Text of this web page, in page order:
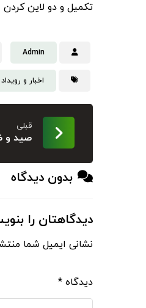
تکمیل و دو لاین کردن
Admin
اخبار و رویداد
قبلی
صید و
بدون دیدگاه
دیدگاهتان را
نشانی ایمیل شما
دیدگاه *